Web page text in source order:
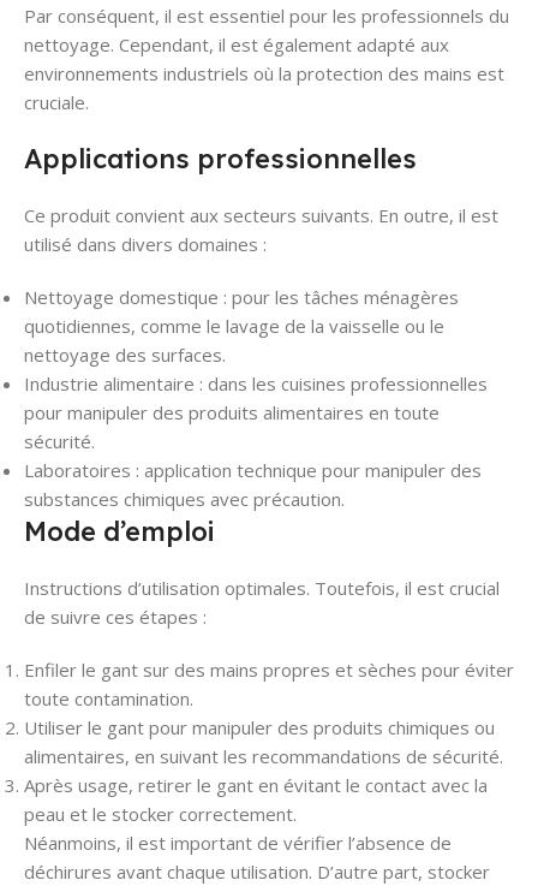
Par conséquent, il est essentiel pour les professionnels du
nettoyage. Cependant, il est également adapté aux
environnements industriels où la protection des mains est
cruciale.
Applications professionnelles
Ce produit convient aux secteurs suivants. En outre, il est
utilisé dans divers domaines :
Nettoyage domestique : pour les tâches ménagères
quotidiennes, comme le lavage de la vaisselle ou le
nettoyage des surfaces.
Industrie alimentaire : dans les cuisines professionnelles
pour manipuler des produits alimentaires en toute
sécurité.
Laboratoires : application technique pour manipuler des
substances chimiques avec précaution.
Mode d’emploi
Instructions d’utilisation optimales. Toutefois, il est crucial
de suivre ces étapes :
Enfiler le gant sur des mains propres et sèches pour éviter
toute contamination.
Utiliser le gant pour manipuler des produits chimiques ou
alimentaires, en suivant les recommandations de sécurité.
Après usage, retirer le gant en évitant le contact avec la
peau et le stocker correctement.
Néanmoins, il est important de vérifier l’absence de
déchirures avant chaque utilisation. D’autre part, stocker